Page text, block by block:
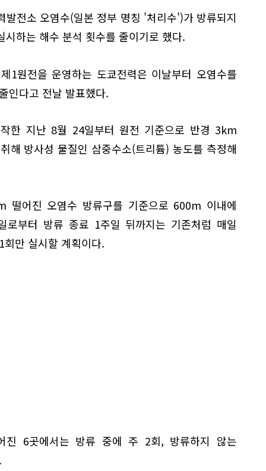
발전소 오염수(일본 정부 명칭 '처리수')가 방류되지
하는 해수 분석 횟수를 줄이기로 했다.
1원전을 운영하는 도쿄전력은 이날부터 오염수를
인다고 전날 발표했다.
한 지난 8월 24일부터 원전 기준으로 반경 3km
해 방사성 물질인 삼중수소(트리튬) 농도를 측정해
떨어진 오염수 방류구를 기준으로 600m 이내에
로부터 방류 종료 1주일 뒤까지는 기존처럼 매일
만 실시할 계획이다.
진 6곳에서는 방류 중에 주 2회, 방류하지 않는